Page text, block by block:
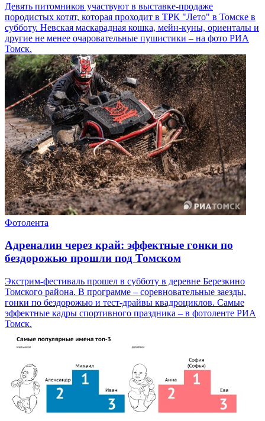
Девять питомников участвуют в выставке-продаже
породистых котят, которая проходит в ТРК "Лето" в Томске в
субботу. Невская маскарадная кошка, мейн-куны, ориенталы и
другие не менее очаровательные пушистики – на фото РИА
Томск.
Фотолента
Адреналин через край: эффектные гонки по
бездорожью прошли под Томском
Экстрим-фестиваль прошел в субботу в деревне Березкино
Томского района. В программе – соревновательные заезды,
гонки по бездорожью и тест-драйвы квадроциклов. Самые
эффектные кадры спортивного праздника – в фотоленте РИА
Томск.